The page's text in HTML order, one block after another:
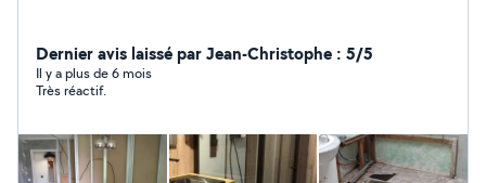
Dernier avis laissé par Jean-Christophe : 5/5
Il y a plus de 6 mois
Très réactif.